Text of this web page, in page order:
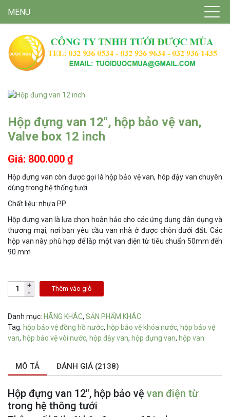
MENU
Hộp đựng van 12″, hộp bảo vệ van,
Valve box 12 inch
Giá: 800.000 ₫
Hộp đựng van còn được gọi là hộp bảo vệ van, hôp đậy van chuyên
dùng trong hệ thống tưới
Chất liệu: nhựa PP
Hộp đựng van là lựa chọn hoàn hảo cho các ứng dụng dân dụng và
thương mại, nơi bạn yêu cầu van nhà ở được chôn dưới đất. Các
hộp van này phù hợp để lắp một van điện từ tiêu chuẩn 50mm đến
90 mm
Thêm vào giỏ
Danh mục: HÃNG KHÁC, SẢN PHẨM KHÁC
Tag: hộp bảo vệ đồng hồ nước, hộp bảo vệ khóa nước, hộp bảo vệ
van, hộp bảo vệ vòi nước, hộp đậy van, hộp đựng van, hộp van
MÔ TẢ ĐÁNH GIÁ (2138)
Hộp đựng van 12″, hộp bảo vệ van điện từ
trong hệ thông tưới